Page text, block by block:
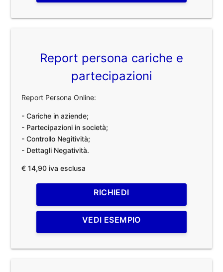
Report persona cariche e
partecipazioni
Report Persona Online:
- Cariche in aziende;
- Partecipazioni in società;
- Controllo Negitività;
- Dettagli Negatività.
€ 14,90 iva esclusa
RICHIEDI
VEDI ESEMPIO